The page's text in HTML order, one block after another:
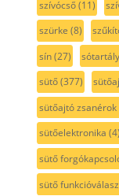
szívócső(11)
szürke (8)
sín(27) sótartály
sütő(377)
sütőajtó zsanérok
sütőelektronika (4)
sütő
sütő